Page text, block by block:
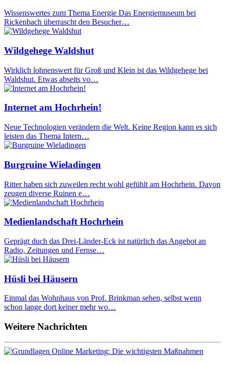
Wissenswertes zum Thema Energie Das Energiemuseum bei
Rickenbach überrascht den Besucher…
Wildgehege Waldshut
Wirklich lohnenswert für Groß und Klein ist das Wildgehege bei
Waldshut. Etwas abseits vo…
Internet am Hochrhein!
Neue Technologien verändern die Welt. Keine Region kann es sich
leisten das Thema Intern…
Burgruine Wieladingen
Ritter haben sich zuweilen recht wohl gefühlt am Hochrhein. Davon
zeugen diverse Ruinen e…
Medienlandschaft Hochrhein
Geprägt duch das Drei-Länder-Eck ist natürlich das Angebot an
Radio, Zeitungen und Fernse…
Hüsli bei Häusern
Einmal das Wohnhaus von Prof. Brinkman sehen, selbst wenn
schon lange dort keiner mehr wo…
Weitere Nachrichten